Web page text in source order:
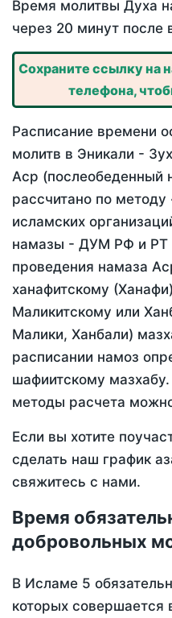
Время молитвы Духа
через 20 минут после
Сохраните ссылку на
телефона,
Расписание времени
молитв в Эникали -
Аср
рассчитано по
исламских
намазы - ДУМ РФ и РТ
проведения намаза
ханафитскому
Маликитскому или
Малики, Ханбали)
расписании намоз
шафиитскому
методы расчета
Если вы хотите
сделать наш график
свяжитесь с нами.
Время
добровольных
В Исламе 5
которых совершается